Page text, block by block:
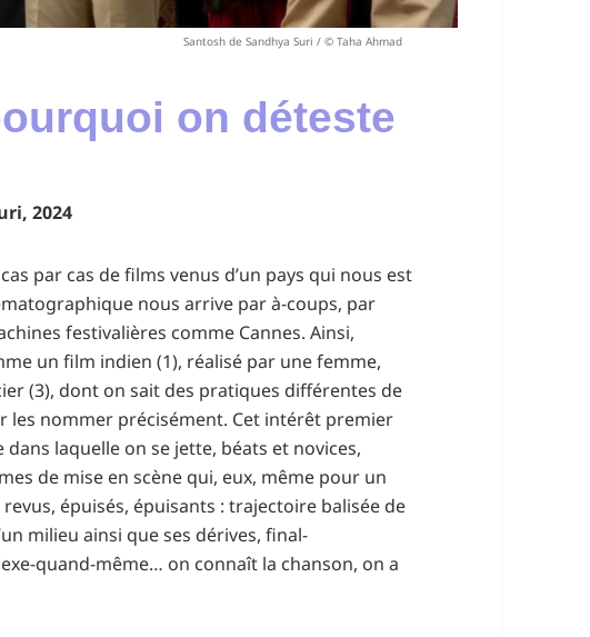
Santosh de Sandhya Suri / © Taha Ahmad
on déteste
2024
par cas de films venus d’un pays qui nous est
nous arrive par à-coups, par
festivalières comme Cannes. Ainsi,
un film indien (1), réalisé par une femme,
(3), dont on sait des pratiques différentes de
les nommer précisément. Cet intérêt premier
laquelle on se jette, béats et novices,
de mise en scène qui, eux, même pour un
épuisés, épuisants : trajectoire balisée de
milieu ainsi que ses dérives, final-
quand-même… on connaît la chanson, on a